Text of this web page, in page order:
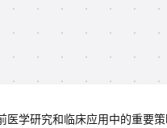
学研究和临床应用中的重要